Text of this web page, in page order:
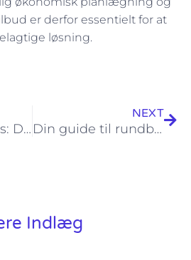
er derfor essentielt for at
løsning.
Terrazzogulv pris: Din guide til kvalitet og overkommelige løsninger
NEXT
Din guide til rundbuehal pris: Sådan sikrer du det bedste tilbud
Indlæg